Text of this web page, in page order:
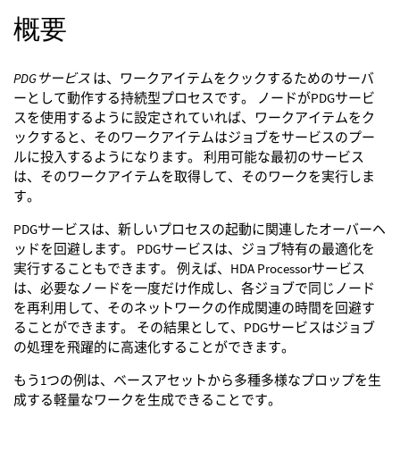
概要
PDGサービス は、ワークアイテムをクックするためのサーバ
ーとして動作する持続型プロセスです。 ノードがPDGサービ
スを使用するように設定されていれば、ワークアイテムをク
ックすると、そのワークアイテムはジョブをサービスのプー
ルに投入するようになります。 利用可能な最初のサービス
は、そのワークアイテムを取得して、そのワークを実行しま
す。
PDGサービスは、新しいプロセスの起動に関連したオーバーヘ
ッドを回避します。 PDGサービスは、ジョブ特有の最適化を
実行することもできます。 例えば、HDA Processorサービス
は、必要なノードを一度だけ作成し、各ジョブで同じノード
を再利用して、そのネットワークの作成関連の時間を回避す
ることができます。 その結果として、PDGサービスはジョブ
の処理を飛躍的に高速化することができます。
もう1つの例は、ベースアセットから多種多様なプロップを生
成する軽量なワークを生成できることです。